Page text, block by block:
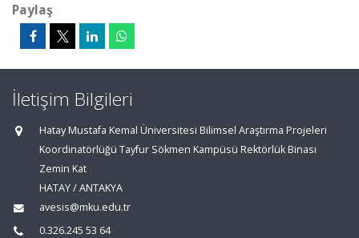
Paylaş
İletişim Bilgileri
Hatay Mustafa Kemal Üniversitesi Bilimsel Araştırma Projeleri
Koordinatörlüğü Tayfur Sökmen Kampüsü Rektörlük Binası
Zemin Kat
HATAY / ANTAKYA
avesis@mku.edu.tr
0.326.245 53 64